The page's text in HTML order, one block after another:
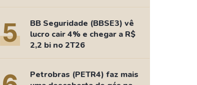
5
BB Seguridade (BBSE3) vê
lucro cair 4% e chegar a R$
2,2 bi no 2T26
Petrobras (PETR4) faz mais